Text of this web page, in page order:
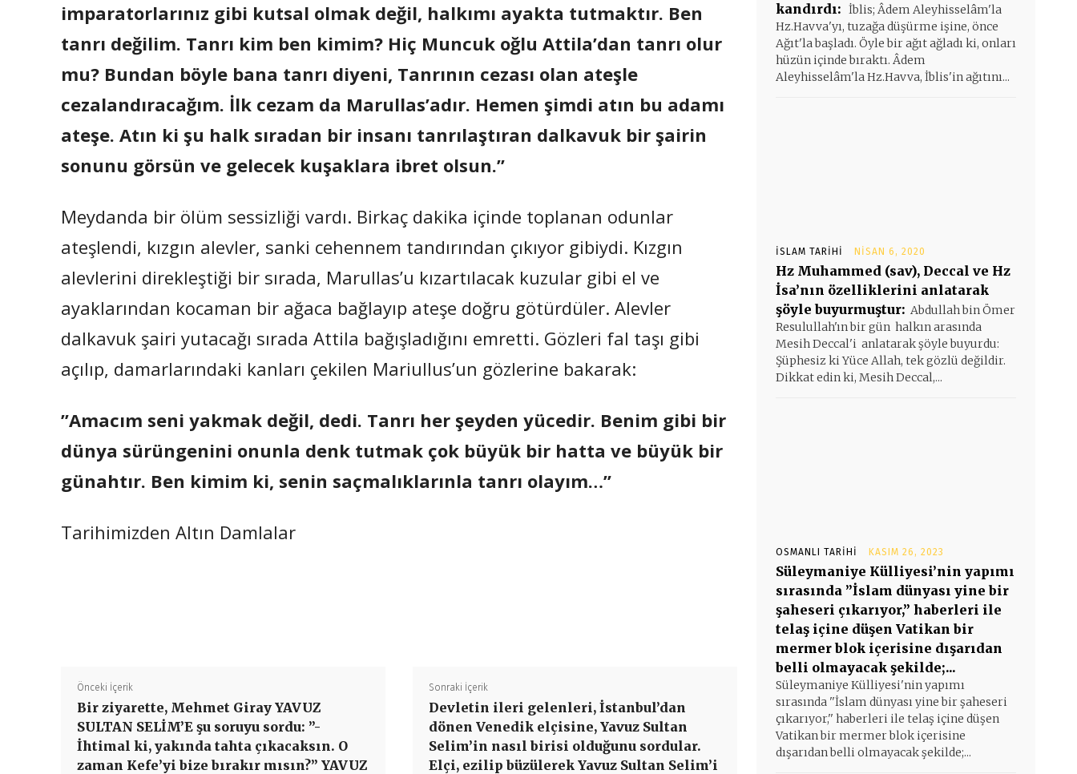
imparatorlarınız gibi kutsal olmak değil, halkımı ayakta tutmaktır. Ben
tanrı değilim. Tanrı kim ben kimim? Hiç Muncuk oğlu Attila’dan tanrı olur
mu? Bundan böyle bana tanrı diyeni, Tanrının cezası olan ateşle
cezalandıracağım. İlk cezam da Marullas’adır. Hemen şimdi atın bu adamı
ateşe. Atın ki şu halk sıradan bir insanı tanrılaştıran dalkavuk bir şairin
sonunu görsün ve gelecek kuşaklara ibret olsun.”
Meydanda bir ölüm sessizliği vardı. Birkaç dakika içinde toplanan odunlar
ateşlendi, kızgın alevler, sanki cehennem tandırından çıkıyor gibiydi. Kızgın
alevlerini direkleştiği bir sırada, Marullas’u kızartılacak kuzular gibi el ve
ayaklarından kocaman bir ağaca bağlayıp ateşe doğru götürdüler. Alevler
dalkavuk şairi yutacağı sırada Attila bağışladığını emretti. Gözleri fal taşı gibi
açılıp, damarlarındaki kanları çekilen Mariullus’un gözlerine bakarak:
”Amacım seni yakmak değil, dedi. Tanrı her şeyden yücedir. Benim gibi bir
dünya sürüngenini onunla denk tutmak çok büyük bir hatta ve büyük bir
günahtır. Ben kimim ki, senin saçmalıklarınla tanrı olayım…”
Tarihimizden Altın Damlalar
Önceki İçerik
Bir ziyarette, Mehmet Giray YAVUZ
SULTAN SELİM’E şu soruyu sordu: ”-
İhtimal ki, yakında tahta çıkacaksın. O
zaman Kefe’yi bize bırakır mısın?” YAVUZ
Sonraki İçerik
Devletin ileri gelenleri, İstanbul’dan
dönen Venedik elçisine, Yavuz Sultan
Selim’in nasıl birisi olduğunu sordular.
Elçi, ezilip büzülerek Yavuz Sultan Selim’i
kandırdı: İblis; Âdem Aleyhisselâm'la
Hz.Havva'yı, tuzağa düşürme işine, önce
Ağıt'la başladı. Öyle bir ağıt ağladı ki, onları
hüzün içinde bıraktı. Âdem
Aleyhisselâm'la Hz.Havva, İblis'in ağıtını...
İSLAM TARIHI NISAN 6, 2020
Hz Muhammed (sav), Deccal ve Hz
İsa’nın özelliklerini anlatarak
şöyle buyurmuştur: Abdullah bin Ömer
Resulullah'ın bir gün halkın arasında
Mesih Deccal'i anlatarak şöyle buyurdu:
Şüphesiz ki Yüce Allah, tek gözlü değildir.
Dikkat edin ki, Mesih Deccal,...
OSMANLI TARIHI KASIM 26, 2023
Süleymaniye Külliyesi’nin yapımı
sırasında ”İslam dünyası yine bir
şaheseri çıkarıyor,” haberleri ile
telaş içine düşen Vatikan bir
mermer blok içerisine dışarıdan
belli olmayacak şekilde;...
Süleymaniye Külliyesi'nin yapımı
sırasında ''İslam dünyası yine bir şaheseri
çıkarıyor,'' haberleri ile telaş içine düşen
Vatikan bir mermer blok içerisine
dışarıdan belli olmayacak şekilde;...